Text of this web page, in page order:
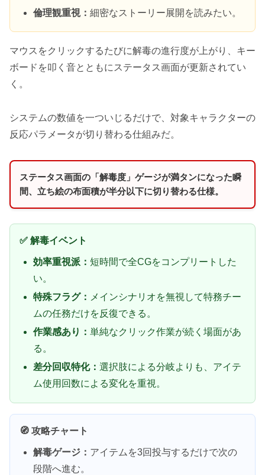
倫理観重視：細密なストーリー展開を読みたい。
マウスをクリックするたびに解毒の進行度が上がり、キー
ボードを叩く音とともにステータス画面が更新されてい
く。
システムの数値を一ついじるだけで、対象キャラクターの
反応パラメータが切り替わる仕組みだ。
ステータス画面の「解毒度」ゲージが満タンになった瞬
間、立ち絵の布面積が半分以下に切り替わる仕様。
✅ 解毒イベント
効率重視派：短時間で全CGをコンプリートした
い。
特殊フラグ： メインシナリオを無視して特務チー
ムの任務だけを反復できる。
作業感あり：単純なクリック作業が続く場面があ
る。
差分回収特化：選択肢による分岐よりも、アイテ
ム使用回数による変化を重視。
🧭 攻略チャート
解毒ゲージ： アイテムを3回投与するだけで次の
段階へ進む。